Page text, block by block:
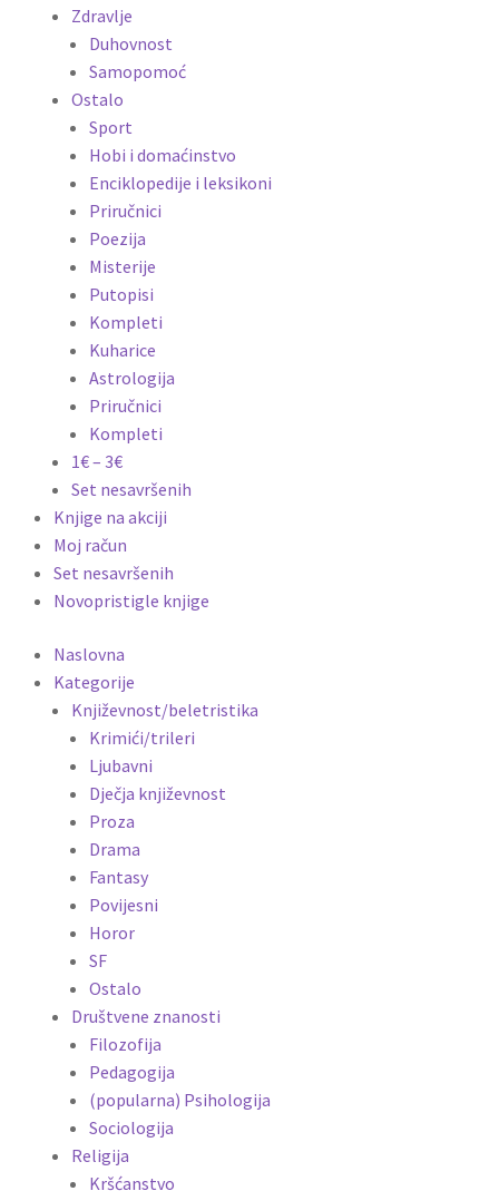
Zdravlje
Duhovnost
Samopomoć
Ostalo
Sport
Hobi i domaćinstvo
Enciklopedije i leksikoni
Priručnici
Poezija
Misterije
Putopisi
Kompleti
Kuharice
Astrologija
Priručnici
Kompleti
1€ – 3€
Set nesavršenih
Knjige na akciji
Moj račun
Set nesavršenih
Novopristigle knjige
Naslovna
Kategorije
Književnost/beletristika
Krimići/trileri
Ljubavni
Dječja književnost
Proza
Drama
Fantasy
Povijesni
Horor
SF
Ostalo
Društvene znanosti
Filozofija
Pedagogija
(popularna) Psihologija
Sociologija
Religija
Kršćanstvo